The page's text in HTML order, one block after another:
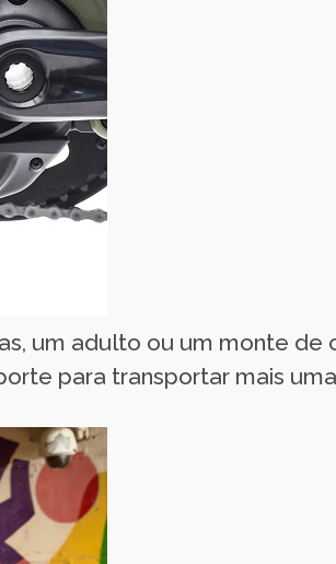
um adulto ou um monte de
para transportar mais